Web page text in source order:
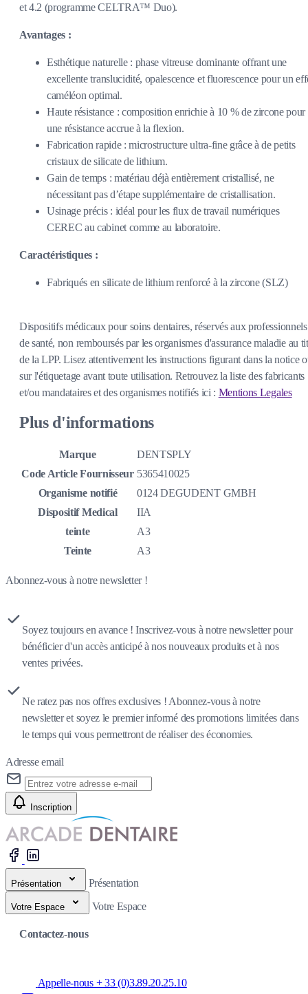
et 4.2 (programme CELTRA™ Duo).
Avantages :
Esthétique naturelle : phase vitreuse dominante offrant une
excellente translucidité, opalescence et fluorescence pour un
caméléon optimal.
Haute résistance : composition enrichie à 10 % de zircone pour
une résistance accrue à la flexion.
Fabrication rapide : microstructure ultra-fine grâce à de petits
cristaux de silicate de lithium.
Gain de temps : matériau déjà entièrement cristallisé, ne
nécessitant pas d’étape supplémentaire de cristallisation.
Usinage précis : idéal pour les flux de travail numériques
CEREC au cabinet comme au laboratoire.
Caractéristiques :
Fabriqués en silicate de lithium renforcé à la zircone (SLZ)
Dispositifs médicaux pour soins dentaires, réservés aux professionnels
de santé, non remboursés par les organismes d'assurance maladie au
de la LPP. Lisez attentivement les instructions figurant dans la notice
sur l'étiquetage avant toute utilisation. Retrouvez la liste des fabricants
et/ou mandataires et des organismes notifiés ici : Mentions Legales
Plus d'informations
Marque
DENTSPLY
Code Article Fournisseur 5365410025
Organisme notifié
0124 DEGUDENT GMBH
Dispositif Medical
IIA
teinte
A3
Teinte
A3
Abonnez-vous à notre newsletter !
Soyez toujours en avance ! Inscrivez-vous à notre newsletter pour
bénéficier d'un accès anticipé à nos nouveaux produits et à nos
ventes privées.
Ne ratez pas nos offres exclusives ! Abonnez-vous à notre
newsletter et soyez le premier informé des promotions limitées dans
le temps qui vous permettront de réaliser des économies.
Adresse email
Inscription
Présentation Présentation
Votre Espace Votre Espace
Contactez-nous
Appelle-nous + 33 (0)3.89.20.25.10